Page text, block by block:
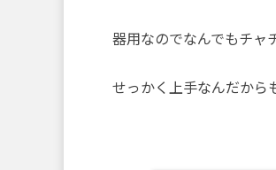
器用なのでなんでもチャ
せっかく上手なんだから